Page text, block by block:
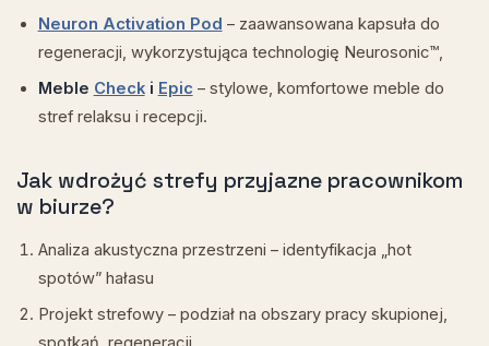
Neuron Activation Pod – zaawansowana kapsuła do
regeneracji, wykorzystująca technologię Neurosonic™,
Meble Checki Epic – stylowe, komfortowe meble do
stref relaksu i recepcji.
Jak wdrożyć strefy przyjazne pracownikom
w biurze?
Analiza akustyczna przestrzeni – identyfikacja „hot
spotów” hałasu
Projekt strefowy – podział na obszary pracy skupionej,